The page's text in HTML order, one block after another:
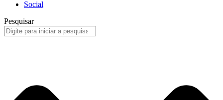
Social
Pesquisar